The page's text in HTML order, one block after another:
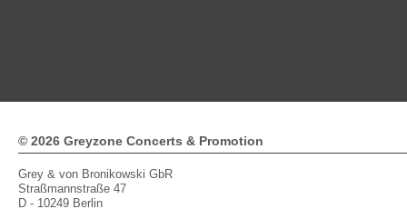
© 2026 Greyzone Concerts & Promotion
Grey & von Bronikowski GbR
Straßmannstraße 47
D - 10249 Berlin